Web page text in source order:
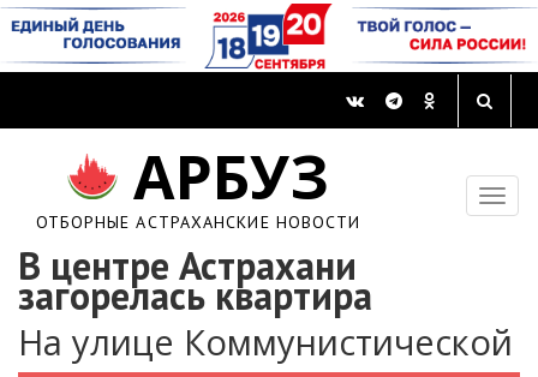
АРБУЗ
ОТБОРНЫЕ АСТРАХАНСКИЕ НОВОСТИ
В центре Астрахани
загорелась квартира
На улице Коммунистической